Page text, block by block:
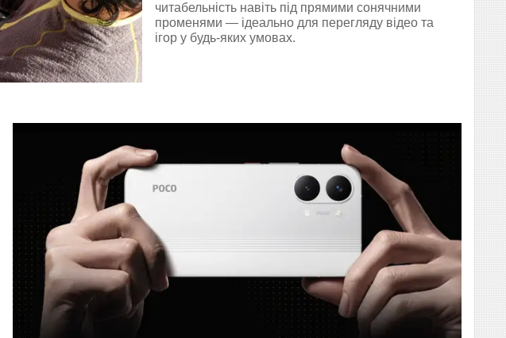
читабельність навіть під прямими сонячними
променями — ідеально для перегляду відео та
ігор у будь-яких умовах.